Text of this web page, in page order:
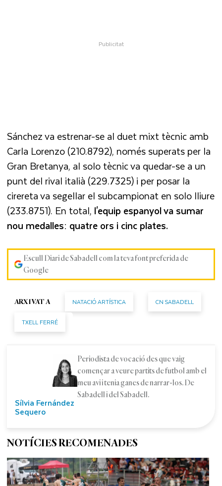
Sánchez va estrenar-se al duet mixt tècnic amb
Carla Lorenzo (210.8792), només superats per la
Gran Bretanya, al solo tècnic va quedar-se a un
punt del rival italià (229.7325) i per posar la
cirereta va segellar el subcampionat en solo lliure
(233.8751). En total, l'equip espanyol va sumar
nou medalles: quatre ors i cinc plates.
Escull Diari de Sabadell com la teva font preferida de
Google
ARXIVAT A NATACIÓ ARTÍSTICA CN SABADELL
TXELL FERRÉ
Sílvia Fernández
Sequero
Periodista de vocació des que vaig
començar a veure partits de futbol amb el
meu avi i tenia ganes de narrar-los. De
Sabadell i del Sabadell.
NOTÍCIES RECOMENADES